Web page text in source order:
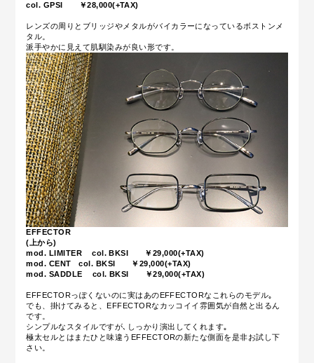
col. GPSI ￥28,000(+TAX)
レンズの周りとブリッジやメタルがバイカラーになっているボストンメ
タル。
派手やかに見えて肌馴染みが良い形です。
EFFECTOR
(上から)
mod. LIMITER col. BKSI ￥29,000(+TAX)
mod. CENT col. BKSI ￥29,000(+TAX)
mod. SADDLE col. BKSI ￥29,000(+TAX)
EFFECTORっぽくないのに実はあのEFFECTORなこれらのモデル｡
でも、掛けてみると、EFFECTORなカッコイイ雰囲気が自然と出るん
です。
シンプルなスタイルですが､しっかり演出してくれます｡
極太セルとはまたひと味違うEFFECTORの新たな側面を是非お試し下
さい。